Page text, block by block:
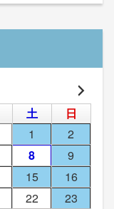
土
日
1
2
8
9
15
16
22
23